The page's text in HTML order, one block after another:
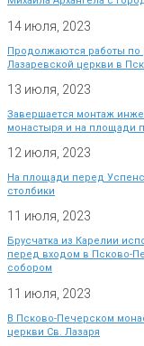
14 июля, 2023
Продолжаются работы по
Лазаревской церкви в
13 июля, 2023
Завершается монтаж
монастыря и на площади
12 июля, 2023
На площади перед
столбики
11 июля, 2023
Брусчатка из Карелии
перед входом в Псково-
собором
11 июля, 2023
В Псково-Печерском
церкви Св. Лазаря